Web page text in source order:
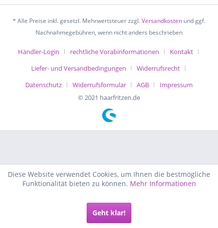
* Alle Preise inkl. gesetzl. Mehrwertsteuer zzgl.Versandkosten und ggf.
Nachnahmegebühren, wenn nicht anders beschrieben
Händler-Login rechtliche Vorabinformationen
Kontakt
Liefer- und Versandbedingungen
Widerrufsrecht
Datenschutz
Widerrufsformular AGB
Impressum
© 2021 haarfritzen.de
Diese Website verwendet Cookies, um Ihnen die bestmögliche
Funktionalität bieten zu können. Mehr Informationen
Geht klar!